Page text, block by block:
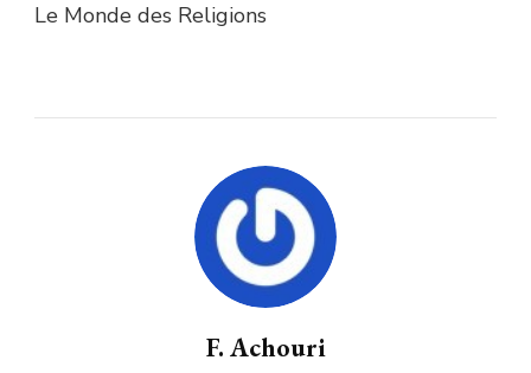
Le Monde des Religions
F. Achouri